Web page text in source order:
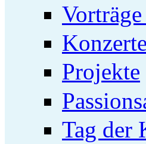
Konzerte
Projekte
Tag der